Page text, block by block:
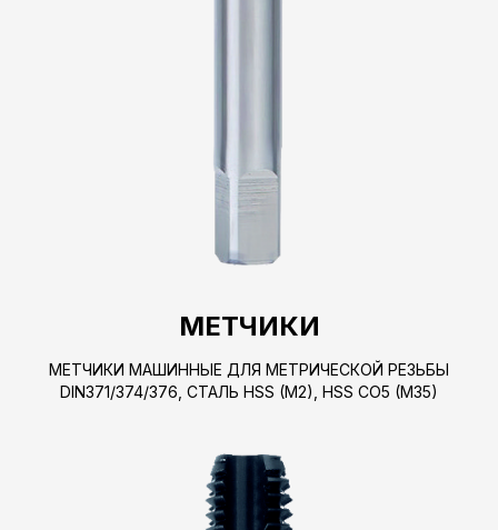
МЕТЧИКИ
МЕТЧИКИ МАШИННЫЕ ДЛЯ МЕТРИЧЕСКОЙ РЕЗЬБЫ
DIN371/374/376, СТАЛЬ HSS (M2), HSS CO5 (M35)